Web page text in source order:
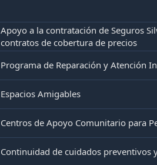
Apoyo a la contratación de Seguros
contratos de cobertura de precios
Programa de Reparación y Atención
Espacios Amigables
Centros de Apoyo Comunitario para
Continuidad de cuidados preventivos